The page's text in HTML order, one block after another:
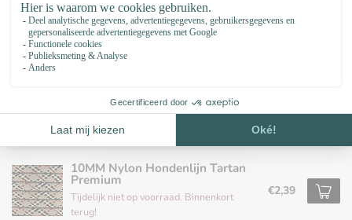
Paracord 550 type III Tartan
Op voorraad
€0,44
Paracord 100 type I Tartan
Op voorraad
10MM Nylon Hondenlijn Tartan
Premium
Tijdelijk niet op voorraad. Binnenkort
terug!
€2,39